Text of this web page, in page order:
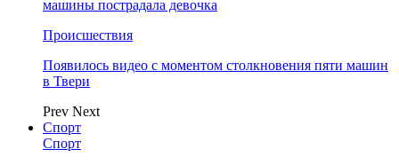
машины пострадала девочка
Происшествия
Появилось видео с моментом столкновения пяти машин
в Твери
Prev Next
Спорт
Спорт